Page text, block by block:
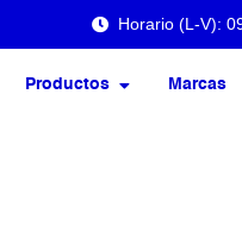
Horario (L-V):
Productos Marcas